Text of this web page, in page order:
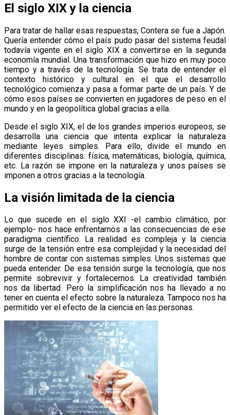
El siglo XIX y la ciencia
Para tratar de hallar esas respuestas, Contera se fue a Japón.
Quería entender cómo el país pudo pasar del sistema feudal
todavía vigente en el siglo XIX a convertirse en la segunda
economía mundial. Una transformación que hizo en muy poco
tiempo y a través de la tecnología. Se trata de entender el
contexto histórico y cultural en el que el desarrollo
tecnológico comienza y pasa a formar parte de un país. Y de
cómo esos países se convierten en jugadores de peso en el
mundo y en la geopolítica global gracias a ella.
Desde el siglo XIX, el de los grandes imperios europeos, se
desarrolla una ciencia que intenta explicar la naturaleza
mediante leyes simples. Para ello, divide el mundo en
diferentes disciplinas: física, matemáticas, biología, química,
etc. La razón se impone en la naturaleza y unos países se
imponen a otros gracias a la tecnología.
La visión limitada de la ciencia
Lo que sucede en el siglo XXI -el cambio climático, por
ejemplo- nos hace enfrentarnos a las consecuencias de ese
paradigma científico. La realidad es compleja y la ciencia
surge de la tensión entre esa complejidad y la necesidad del
hombre de contar con sistemas simples. Unos sistemas que
pueda entender. De esa tensión surge la tecnología, que nos
permite sobrevivir y fortalecernos. La creatividad también
nos da libertad. Pero la simplificación nos ha llevado a no
tener en cuenta el efecto sobre la naturaleza. Tampoco nos ha
permitido ver el efecto de la ciencia en las personas.